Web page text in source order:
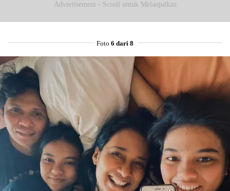
Advertisement - Scroll untuk Melanjutkan
Foto 6 dari 8